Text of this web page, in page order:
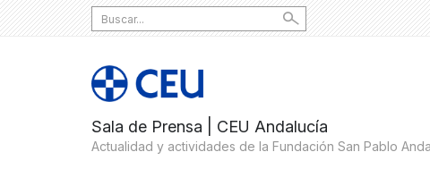
Search
for: